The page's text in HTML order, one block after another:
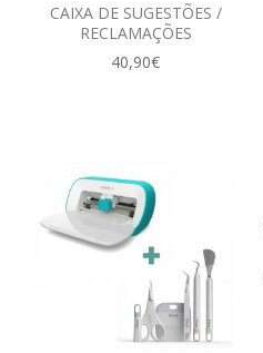
CAIXA DE SUGESTÕES /
RECLAMAÇÕES
40,90€